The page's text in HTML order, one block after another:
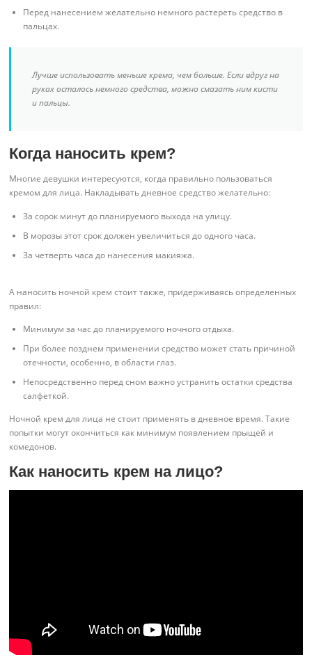
Перед нанесением желательно немного растереть средство в
пальцах.
Лучше использовать меньше крема, чем больше. Если вдруг на
руках осталось немного средства, можно смазать ним кисти
и пальцы.
Когда наносить крем?
Многие девушки интересуются, когда правильно пользоваться
кремом для лица. Накладывать дневное средство желательно:
За сорок минут до планируемого выхода на улицу.
В морозы этот срок должен увеличиться до одного часа.
За четверть часа до нанесения макияжа.
А наносить ночной крем стоит также, придерживаясь определенных
правил:
Минимум за час до планируемого ночного отдыха.
При более позднем применении средство может стать причиной
отечности, особенно, в области глаз.
Непосредственно перед сном важно устранить остатки средства
салфеткой.
Ночной крем для лица не стоит применять в дневное время. Такие
попытки могут окончиться как минимум появлением прыщей и
комедонов.
Как наносить крем на лицо?